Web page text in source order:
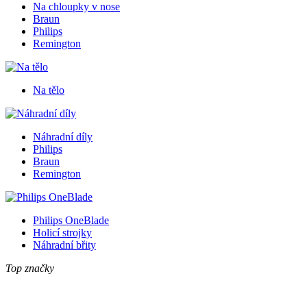
Na chloupky v nose
Braun
Philips
Remington
Na tělo
Náhradní díly
Philips
Braun
Remington
Philips OneBlade
Holicí strojky
Náhradní břity
Top značky